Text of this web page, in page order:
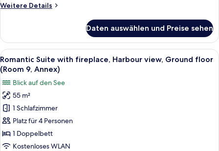
(Room
building)
anzeigen
Weitere Details
Weitere
Double
Towerroom,
Lake
View,
first
floor
(Room
2,
main
building)
Daten auswählen und Preise sehen
Alle
Fotos
für
Romantic
Suite
with
fireplace,
Harbour
view,
Ein Essbereich mit einem runden
10
Romantic Suite with fireplace, Harbour view, Ground floor
(Room 9, Annex)
Blick auf den See
55 m²
1 Schlafzimmer
Platz für 4 Personen
1 Doppelbett
Kostenloses WLAN